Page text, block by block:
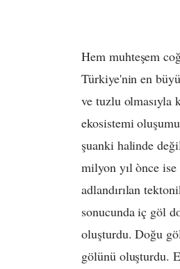
Hem muhteşem
Türkiye'nin en
ve tuzlu olmasıyla
ekosistemi
şuanki halinde
milyon yıl ònce
adlandırılan
sonucunda iç göl
oluşturdu. Doğu
gölünü oluşturdu.